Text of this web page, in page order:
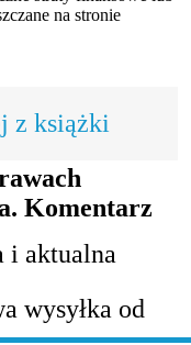
na stronie
z książki
Komentarz
i aktualna
wysyłka od